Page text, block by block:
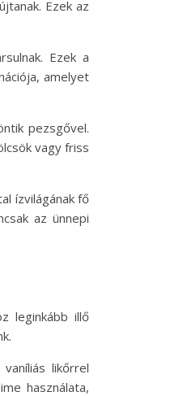
Ezek az
Ezek a
amelyet
pezsgővel.
vagy friss
ízvilágának fő
az ünnepi
leginkább illő
likőrrel
használata,